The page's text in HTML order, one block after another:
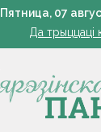
Пятница, 07
Как в
Да трыццаці
в
последствий
Как в